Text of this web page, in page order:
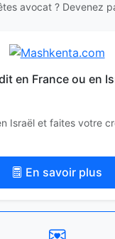
avocat ? Devenez
en France ou en
Israël et faites votre
En savoir plus